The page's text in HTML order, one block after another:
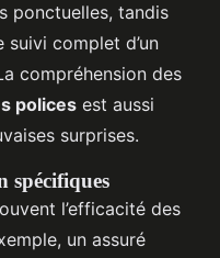
ponctuelles, tandis
suivi complet d’un
compréhension des
polices est aussi
surprises.
spécifiques
l’efficacité des
un assuré